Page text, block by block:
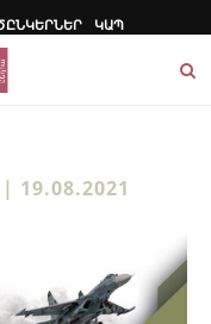
ԿԱՊ
19.08.2021